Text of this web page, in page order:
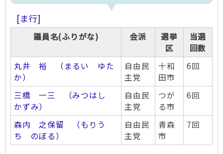
[ま行]
議員名(ふりがな) 会派
選挙
区
当選
回数
丸井 裕 （まるい ゆた
か）
自由民
主党
十和
田市
6回
三橋 一三 （みつはし
かずみ）
自由民
主党
つが
る市
6回
森内 之保留 （もりう
ち のぼる）
自由民
主党
青森
市
7回